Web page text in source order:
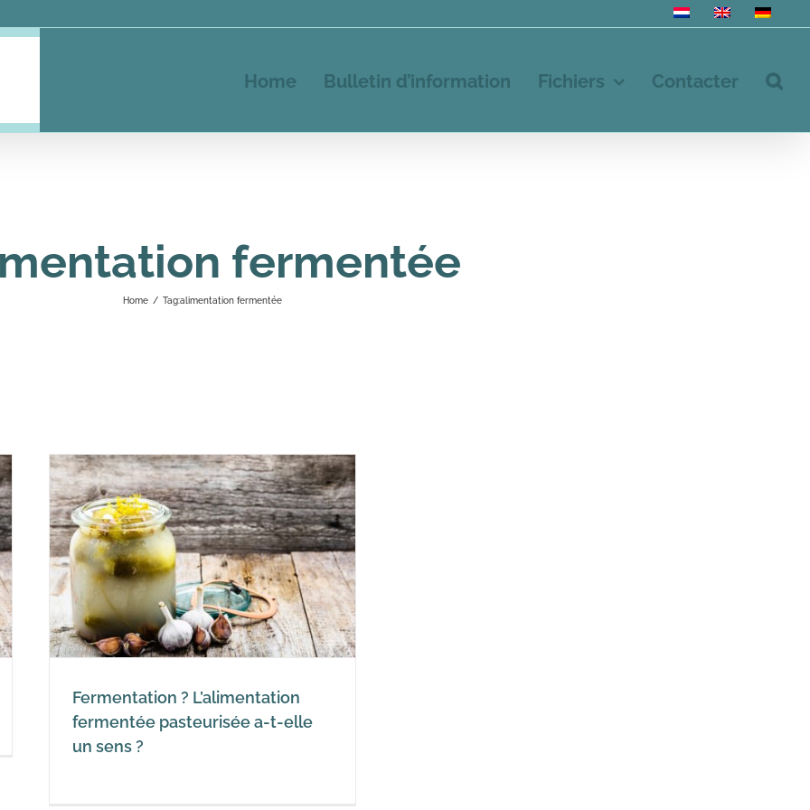
Home Bulletin d’information Fichiers Contacter
fermentée
Home / Tag:alimentation fermentée
Fermentation ? L’alimentation
fermentée pasteurisée a-t-elle
un sens ?